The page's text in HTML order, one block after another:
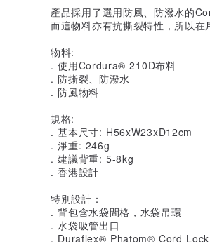
產品採用了選用防風、防潑水的
而這物料亦有抗撕裂特性，所以在
物料:
. 使用Cordura®️ 210D布料
. 防撕裂、防潑水
. 防風物料
規格:
. 基本尺寸: H56xW23xD12cm
. 淨重: 246g
. 建議背重: 5-8kg
. 香港設計
特別設計：
. 背包含水袋間格，水袋吊環
. 水袋吸管出口
. Duraflex®️ Phatom®️ Cord Lock